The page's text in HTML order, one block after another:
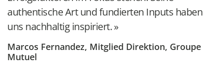
authentische Art und fundierten Inputs haben
uns nachhaltig inspiriert.
Marcos Fernandez, Mitglied Direktion, Groupe
Mutuel